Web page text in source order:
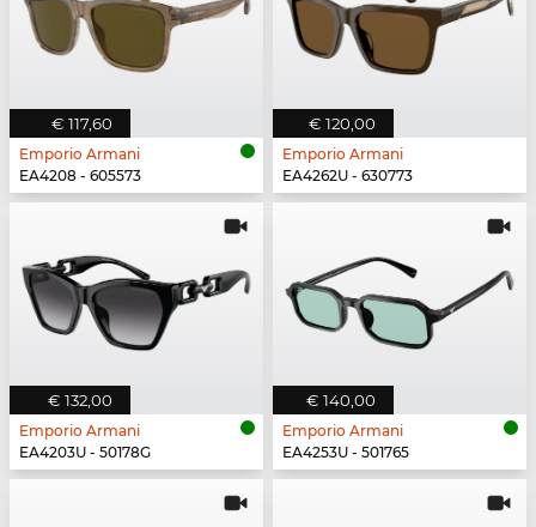
€ 117,60
Emporio Armani
EA4208 - 605573
€ 120,00
Emporio Armani
EA4262U - 630773
€ 132,00
Emporio Armani
EA4203U - 50178G
€ 140,00
Emporio Armani
EA4253U - 501765